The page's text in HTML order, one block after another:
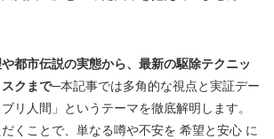
都市伝説の実態から、最新の駆除テクニッ
クまで─本記事では多角的な視点と実証デー
リ人間」というテーマを徹底解明します。
くことで、単なる噂や不安を 希望と安心 に